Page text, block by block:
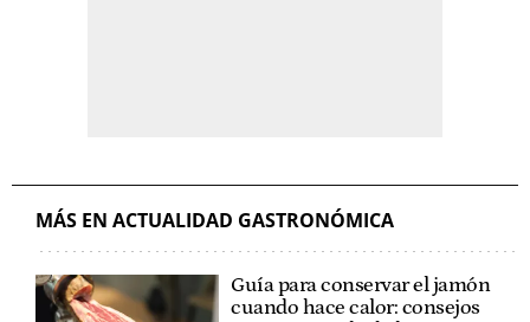
MÁS EN ACTUALIDAD GASTRONÓMICA
Guía para conservar el jamón
cuando hace calor: consejos